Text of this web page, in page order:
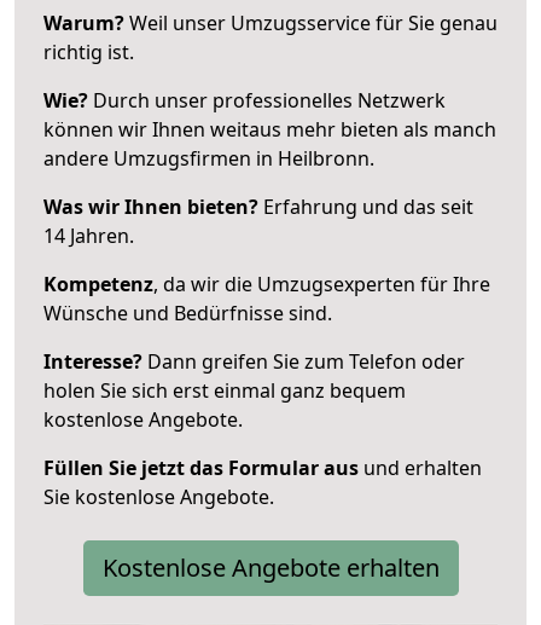
Warum?Weil unser Umzugsservice für Sie genau
richtig ist.
Wie? Durch unser professionelles Netzwerk
können wir Ihnen weitaus mehr bieten als manch
andere Umzugsfirmen in Heilbronn.
Was wir Ihnen bieten? Erfahrung und das seit
14 Jahren.
Kompetenz, da wir die Umzugsexperten für Ihre
Wünsche und Bedürfnisse sind.
Interesse? Dann greifen Sie zum Telefon oder
holen Sie sich erst einmal ganz bequem
kostenlose Angebote.
Füllen Sie jetzt das Formular aus und erhalten
Sie kostenlose Angebote.
Kostenlose Angebote erhalten